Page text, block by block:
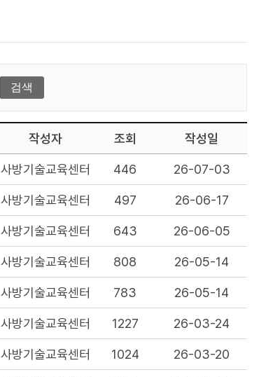
작성자 조회 작성일
사방기술교육센터 446 26-07-03
사방기술교육센터 497 26-06-17
사방기술교육센터 643 26-06-05
사방기술교육센터 808 26-05-14
사방기술교육센터 783 26-05-14
사방기술교육센터 1227 26-03-24
사방기술교육센터 1024 26-03-20